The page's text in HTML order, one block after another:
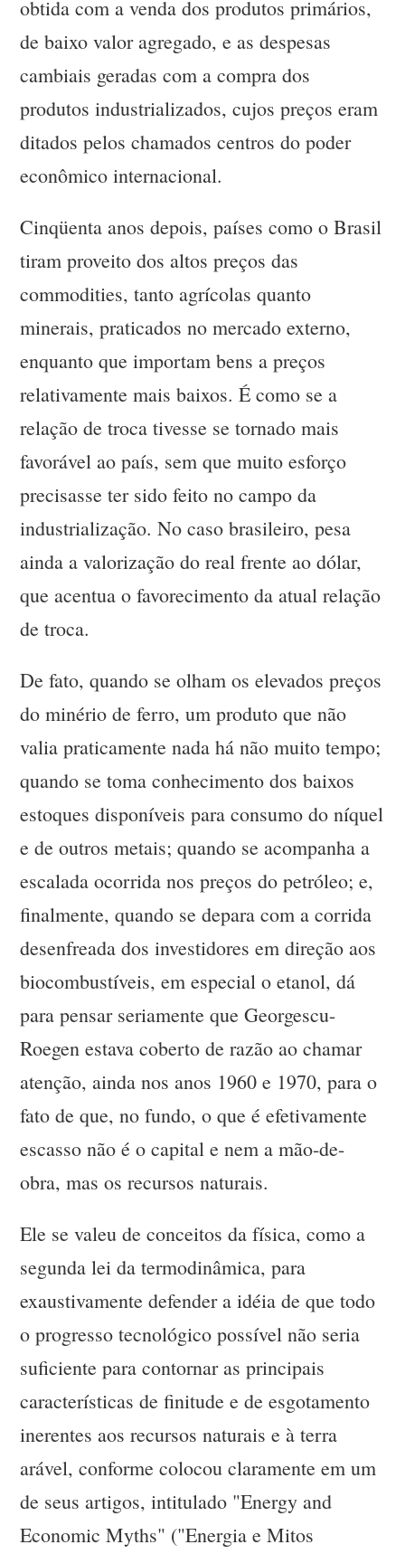
obtida com a venda dos produtos primários,
de baixo valor agregado, e as despesas
cambiais geradas com a compra dos
produtos industrializados, cujos preços eram
ditados pelos chamados centros do poder
econômico internacional.
Cinqüenta anos depois, países como o Brasil
tiram proveito dos altos preços das
commodities, tanto agrícolas quanto
minerais, praticados no mercado externo,
enquanto que importam bens a preços
relativamente mais baixos. É como se a
relação de troca tivesse se tornado mais
favorável ao país, sem que muito esforço
precisasse ter sido feito no campo da
industrialização. No caso brasileiro, pesa
ainda a valorização do real frente ao dólar,
que acentua o favorecimento da atual relação
de troca.
De fato, quando se olham os elevados preços
do minério de ferro, um produto que não
valia praticamente nada há não muito tempo;
quando se toma conhecimento dos baixos
estoques disponíveis para consumo do níquel
e de outros metais; quando se acompanha a
escalada ocorrida nos preços do petróleo; e,
finalmente, quando se depara com a corrida
desenfreada dos investidores em direção aos
biocombustíveis, em especial o etanol, dá
para pensar seriamente que Georgescu-
Roegen estava coberto de razão ao chamar
atenção, ainda nos anos 1960 e 1970, para o
fato de que, no fundo, o que é efetivamente
escasso não é o capital e nem a mão-de-
obra, mas os recursos naturais.
Ele se valeu de conceitos da física, como a
segunda lei da termodinâmica, para
exaustivamente defender a idéia de que todo
o progresso tecnológico possível não seria
suficiente para contornar as principais
características de finitude e de esgotamento
inerentes aos recursos naturais e à terra
arável, conforme colocou claramente em um
de seus artigos, intitulado "Energy and
Economic Myths" ("Energia e Mitos